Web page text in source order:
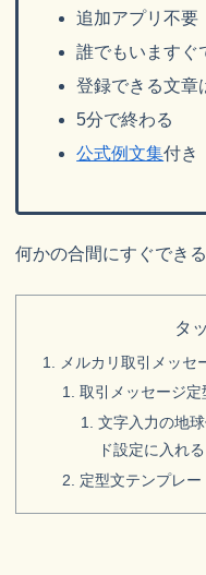
追加アプリ不要
誰でもいますぐ
登録できる文章
5分で終わる
公式例文集付き
何かの合間にすぐでき
タ
メルカリ取引メッセ
取引メッセージ
文字入力の地
ド設定に入れる
定型文テンプレ